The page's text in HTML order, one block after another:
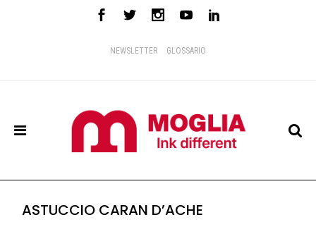
NEWSLETTER GLOSSARIO
ASTUCCIO CARAN D’ACHE